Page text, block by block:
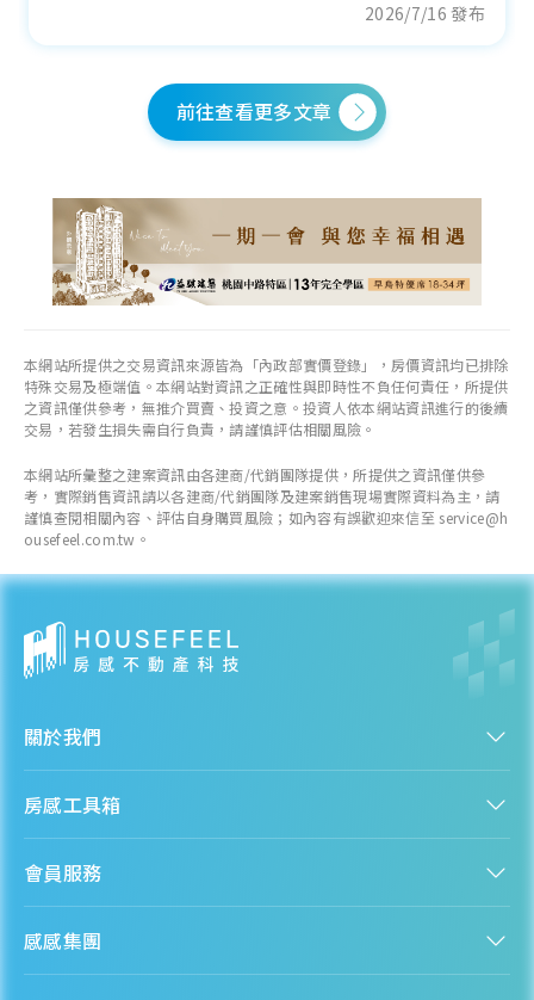
五結鄉
34.97萬元/坪
- 0.81%
各季房價趨勢
2026/7/16 發布
前往查看更多文章
本網站所提供之交易資訊來源皆為「內政部實價登錄」，房價資訊均已排除
特殊交易及極端值。本網站對資訊之正確性與即時性不負任何責任，所提供
之資訊僅供參考，無推介買賣、投資之意。投資人依本網站資訊進行的後續
交易，若發生損失需自行負責，請謹慎評估相關風險。
本網站所彙整之建案資訊由各建商/代銷團隊提供，所提供之資訊僅供參
考，實際銷售資訊請以各建商/代銷團隊及建案銷售現場實際資料為主，請
謹慎查閱相關內容、評估自身購買風險；如內容有誤歡迎來信至 service@h
ousefeel.com.tw。
關於我們
人才招募
隱私政策
資訊安全政策
聯絡我們
房感工具箱
購屋能力試算
熱門區域分析
房產知識庫
會員服務
會員專區
感感集團